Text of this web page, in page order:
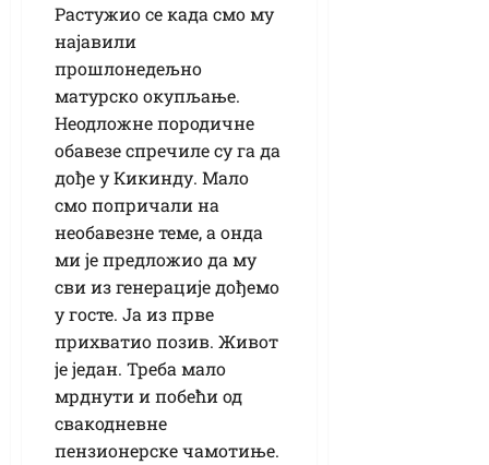
Растужио се када смо му
најавили
прошлонедељно
матурско окупљање.
Неодложне породичне
обавезе спречиле су га да
дође у Кикинду. Мало
смо попричали на
необавезне теме, а онда
ми је предложио да му
сви из генерације дођемо
у госте. Ја из прве
прихватио позив. Живот
је један. Треба мало
мрднути и побећи од
свакодневне
пензионерске чамотиње.